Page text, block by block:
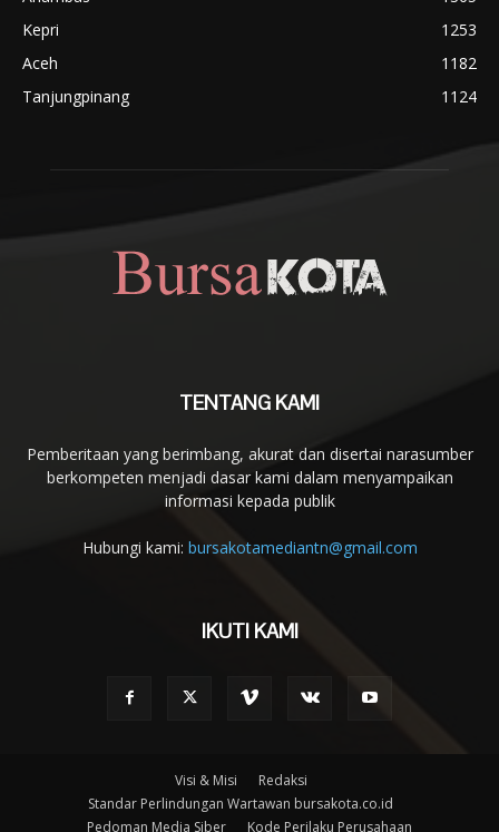
Kepri
1253
Aceh
1182
Tanjungpinang
1124
TENTANG KAMI
Pemberitaan yang berimbang, akurat dan disertai narasumber
berkompeten menjadi dasar kami dalam menyampaikan
informasi kepada publik
Hubungi kami: bursakotamediantn@gmail.com
IKUTI KAMI
Visi & Misi
Redaksi
Standar Perlindungan Wartawan bursakota.co.id
Pedoman Media Siber
Kode Perilaku Perusahaan